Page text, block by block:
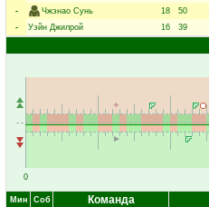
-
Чжэнао Сунь 18 50
-
Уэйн Джилрой 16 39
0
Мин Соб Команда